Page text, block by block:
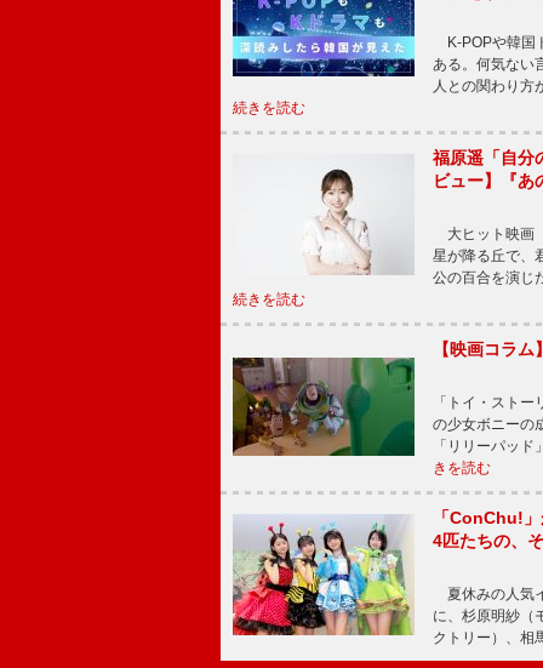
K-POPや韓国
ある。何気ない
人との関わり
続きを読む
福原遥「自分
ビュー】『あ
大ヒット映画
星が降る丘で、
公の百合を演じ
続きを読む
【映画コラ
「トイ・スト
の少女ボニーの
「リリーパッ
きを読む
「ConChu!
4匹たちの、
夏休みの人気
に、杉原明紗（
クトリー）、相